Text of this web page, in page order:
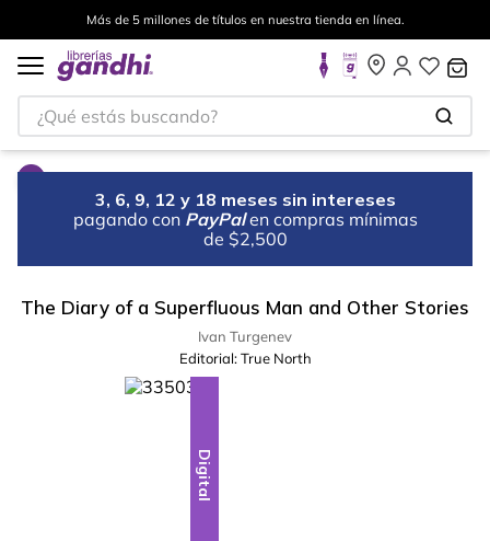
Más de 5 millones de títulos en nuestra tienda en línea.
¿Qué estás buscando?
3, 6, 9, 12 y 18 meses sin intereses
pagando con PayPal en compras mínimas
de $2,500
The Diary of a Superfluous Man and Other Stories
Ivan Turgenev
Editorial: True North
Digital